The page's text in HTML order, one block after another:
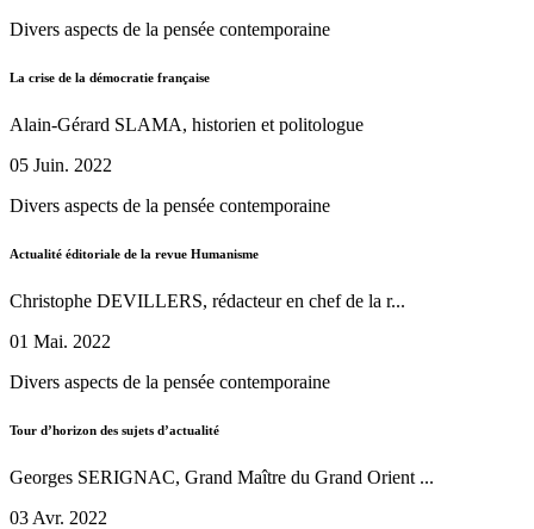
Divers aspects de la pensée contemporaine
La crise de la démocratie française
Alain-Gérard SLAMA, historien et politologue
05 Juin. 2022
Divers aspects de la pensée contemporaine
Actualité éditoriale de la revue Humanisme
Christophe DEVILLERS, rédacteur en chef de la r...
01 Mai. 2022
Divers aspects de la pensée contemporaine
Tour d’horizon des sujets d’actualité
Georges SERIGNAC, Grand Maître du Grand Orient ...
03 Avr. 2022